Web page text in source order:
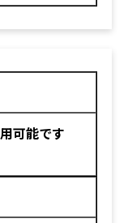
可能です